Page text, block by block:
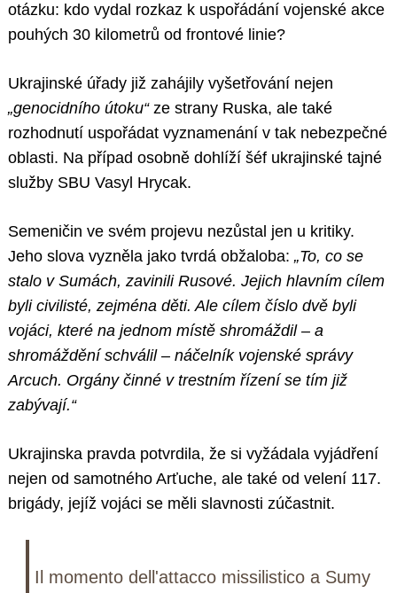
otázku: kdo vydal rozkaz k uspořádání vojenské akce
pouhých 30 kilometrů od frontové linie?
Ukrajinské úřady již zahájily vyšetřování nejen
„genocidního útoku“ ze strany Ruska, ale také
rozhodnutí uspořádat vyznamenání v tak nebezpečné
oblasti. Na případ osobně dohlíží šéf ukrajinské tajné
služby SBU Vasyl Hrycak.
Semeničin ve svém projevu nezůstal jen u kritiky.
Jeho slova vyzněla jako tvrdá obžaloba: „To, co se
stalo v Sumách, zavinili Rusové. Jejich hlavním cílem
byli civilisté, zejména děti. Ale cílem číslo dvě byli
vojáci, které na jednom místě shromáždil – a
shromáždění schválil – náčelník vojenské správy
Arcuch. Orgány činné v trestním řízení se tím již
zabývají.“
Ukrajinska pravda potvrdila, že si vyžádala vyjádření
nejen od samotného Arťuche, ale také od velení 117.
brigády, jejíž vojáci se měli slavnosti zúčastnit.
Il momento dell'attacco missilistico a Sumy